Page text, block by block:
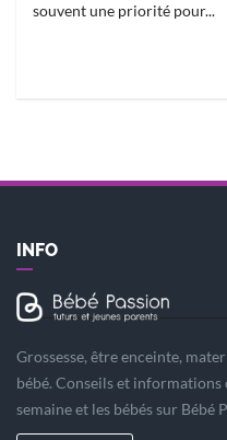
souvent une priorité pour...
INFO
Grossesse, être enceinte,
bébé. Conseils et informations
semaine et les bébés sur Bébé